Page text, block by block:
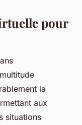
pour
la
aux
situations